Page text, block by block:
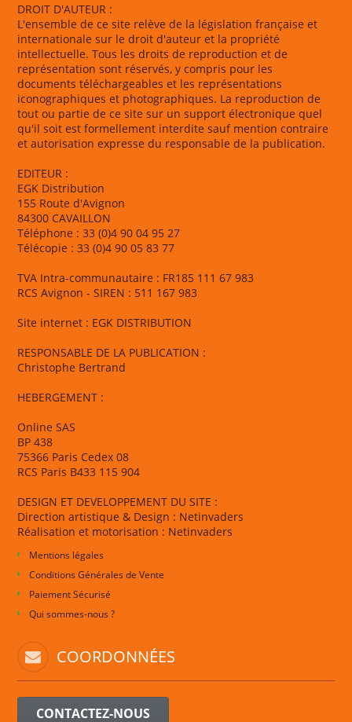
DROIT D'AUTEUR :
L'ensemble de ce site relève de la législation française et
internationale sur le droit d'auteur et la propriété
intellectuelle. Tous les droits de reproduction et de
représentation sont réservés, y compris pour les
documents téléchargeables et les représentations
iconographiques et photographiques. La reproduction de
tout ou partie de ce site sur un support électronique quel
qu'il soit est formellement interdite sauf mention contraire
et autorisation expresse du responsable de la publication.
EDITEUR :
EGK Distribution
155 Route d'Avignon
84300 CAVAILLON
Téléphone : 33 (0)4 90 04 95 27
Télécopie : 33 (0)4 90 05 83 77
TVA Intra-communautaire : FR185 111 67 983
RCS Avignon - SIREN : 511 167 983
Site internet : EGK DISTRIBUTION
RESPONSABLE DE LA PUBLICATION :
Christophe Bertrand
HEBERGEMENT :
Online SAS
BP 438
75366 Paris Cedex 08
RCS Paris B433 115 904
DESIGN ET DEVELOPPEMENT DU SITE :
Direction artistique & Design : Netinvaders
Réalisation et motorisation : Netinvaders
Mentions légales
Conditions Générales de Vente
Paiement Sécurisé
Qui sommes-nous ?
COORDONNÉES
CONTACTEZ-NOUS